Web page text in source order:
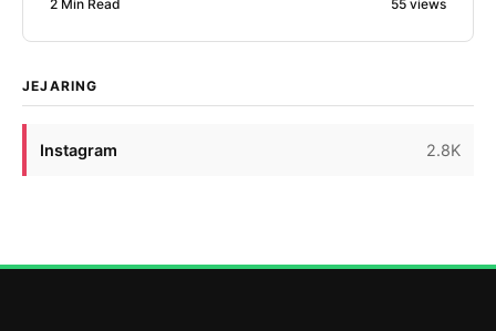
Taufiq, SP, M.Si. Panti asuhan Yatim Piatu di bawah
2 Min Read 55 views
JEJARING
Instagram 2.8K